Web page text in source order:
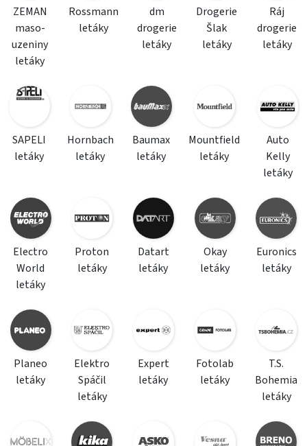
ZEMAN
maso-
uzeniny
letáky
Rossmann
letáky
dm
drogerie
letáky
Drogerie
Šlak
letáky
Ráj
drogerie
letáky
SAPELI
letáky
Hornbach
letáky
Baumax
letáky
Mountfield
letáky
Auto
Kelly
letáky
Electro
World
letáky
Proton
letáky
Datart
letáky
Okay
letáky
Euronics
letáky
Planeo
letáky
Elektro
Spáčil
letáky
Expert
letáky
Fotolab
letáky
T.S.
Bohemia
letáky